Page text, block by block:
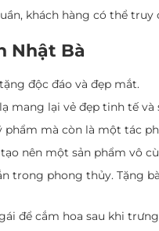
khách hàng có thể truy
Nhật Bà
độc đáo và đẹp mắt.
mang lại vẻ đẹp tinh tế
mà còn là một tác
nên một sản phẩm vô
trong phong thủy.
để cắm hoa sau khi